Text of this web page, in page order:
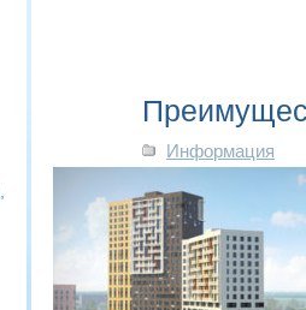
Информация